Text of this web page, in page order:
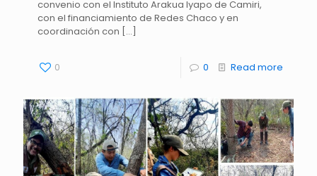
convenio con el Instituto Arakua Iyapo de Camiri,
con el financiamiento de Redes Chaco y en
coordinación con […]
0 0 Read more